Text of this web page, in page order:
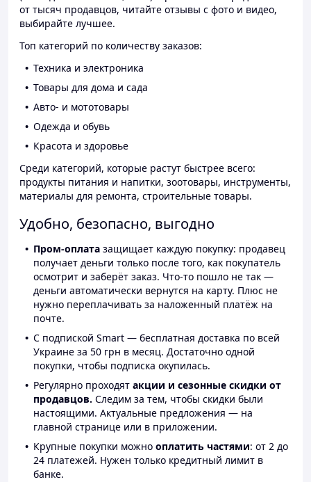
от тысяч продавцов, читайте отзывы с фото и видео,
выбирайте лучшее.
Топ категорий по количеству заказов:
Техника и электроника
Товары для дома и сада
Авто- и мототовары
Одежда и обувь
Красота и здоровье
Среди категорий, которые растут быстрее всего:
продукты питания и напитки, зоотовары, инструменты,
материалы для ремонта, строительные товары.
Удобно, безопасно, выгодно
Пром-оплата защищает каждую покупку: продавец
получает деньги только после того, как покупатель
осмотрит и заберёт заказ. Что-то пошло не так —
деньги автоматически вернутся на карту. Плюс не
нужно переплачивать за наложенный платёж на
почте.
С подпиской Smart — бесплатная доставка по всей
Украине за 50 грн в месяц. Достаточно одной
покупки, чтобы подписка окупилась.
Регулярно проходят акции и сезонные скидки от
продавцов. Следим за тем, чтобы скидки были
настоящими. Актуальные предложения — на
главной странице или в приложении.
Крупные покупки можно оплатить частями: от 2 до
24 платежей. Нужен только кредитный лимит в
банке.